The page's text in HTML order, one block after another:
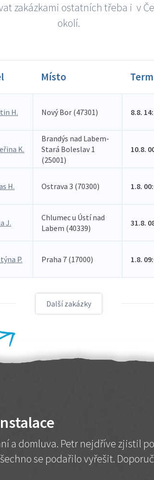
zakázkami ostatních třeba i v
okolí.
Místo
H. Nový Bor (47301) 8.8.
K.
Brandýs nad Labem-
Stará Boleslav 1
(25001)
10.8.
H. Ostrava 3 (70300) 1.8.
J.
Chlumec u Ústí nad
Labem (40339)
31.8.
P. Praha 7 (17000) 1.8.
Další zakázky
a domluva. Petr nejdříve zjistil
se podařilo vyřešit.